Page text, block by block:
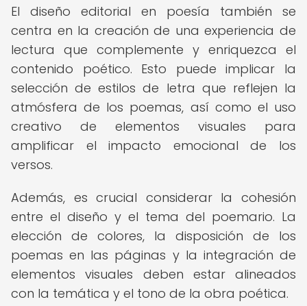
El diseño editorial en poesía también se
centra en la creación de una experiencia de
lectura que complemente y enriquezca el
contenido poético. Esto puede implicar la
selección de estilos de letra que reflejen la
atmósfera de los poemas, así como el uso
creativo de elementos visuales para
amplificar el impacto emocional de los
versos.
Además, es crucial considerar la cohesión
entre el diseño y el tema del poemario. La
elección de colores, la disposición de los
poemas en las páginas y la integración de
elementos visuales deben estar alineados
con la temática y el tono de la obra poética.